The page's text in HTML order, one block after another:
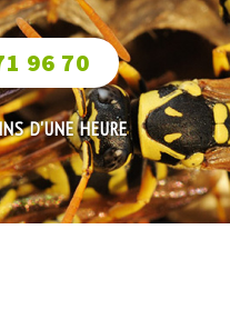
96 70
D'UNE HEURE